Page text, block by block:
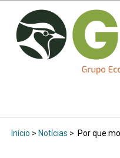
Início > Notícias > Por que